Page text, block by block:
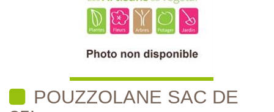
POUZZOLANE SAC DE